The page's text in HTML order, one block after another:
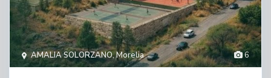
6
AMALIA SOLORZANO,Morelia